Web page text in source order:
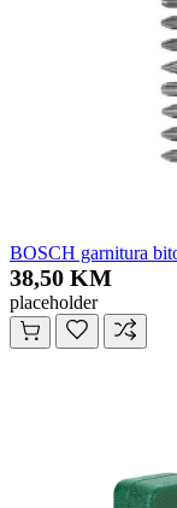
BOSCH garnitura
38,50 KM
placeholder